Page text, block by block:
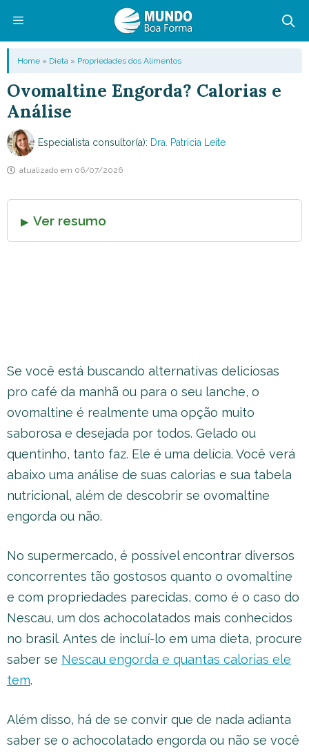
conteúdo
Menu
Home » Dieta » Propriedades dos Alimentos
Ovomaltine Engorda? Calorias e
Análise
Especialista consultor(a): Dra. Patricia Leite
atualizado em 06/07/2026
Ver resumo
Se você está buscando alternativas deliciosas
pro café da manhã ou para o seu lanche, o
ovomaltine é realmente uma opção muito
saborosa e desejada por todos. Gelado ou
quentinho, tanto faz. Ele é uma delícia. Você verá
abaixo uma análise de suas calorias e sua tabela
nutricional, além de descobrir se ovomaltine
engorda ou não.
No supermercado, é possível encontrar diversos
concorrentes tão gostosos quanto o ovomaltine
e com propriedades parecidas, como é o caso do
Nescau, um dos achocolatados mais conhecidos
no brasil. Antes de incluí-lo em uma dieta, procure
saber se Nescau engorda e quantas calorias ele
tem.
Além disso, há de se convir que de nada adianta
saber se o achocolatado engorda ou não se você